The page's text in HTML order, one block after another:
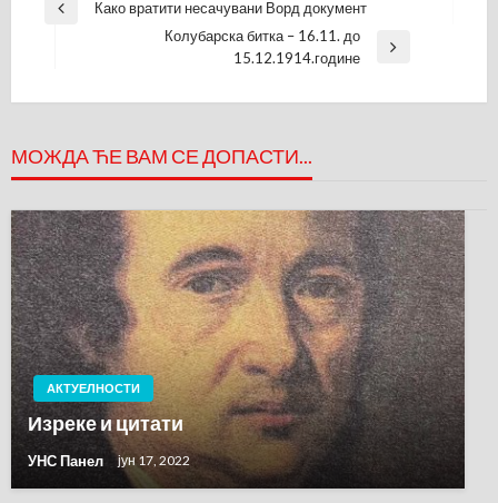
Кретање
Previous
Како вратити несачувани Ворд документ
Колубарска битка – 16.11. до
15.12.1914.године
МОЖДА ЋЕ ВАМ СЕ ДОПАСТИ...
АКТУЕЛНОСТИ
Изреке и цитати
УНС Панел јун 17, 2022